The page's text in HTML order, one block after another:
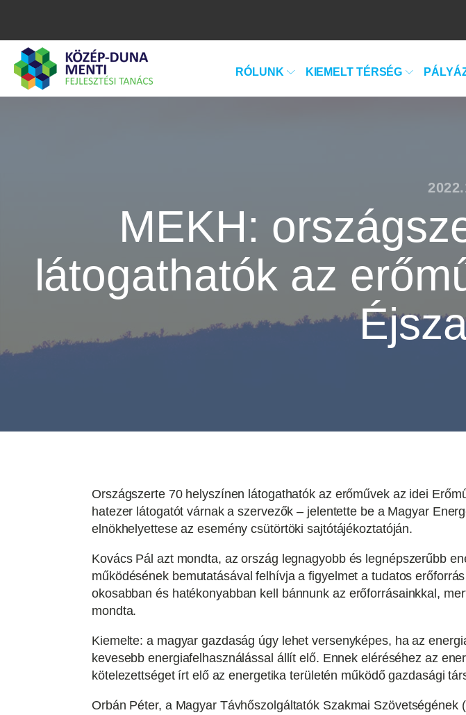
RÓLUNK KIEMELT TÉRSÉG
MEKH:
látogathatók az
Országszerte 70 helyszínen látogathatók az erőművek az idei
hatezer látogatót várnak a szervezők – jelentette be a Magyar
elnökhelyettese az esemény csütörtöki sajtótájékoztatóján.
Kovács Pál azt mondta, az ország legnagyobb és legnépszerűbb
működésének bemutatásával felhívja a figyelmet a tudatos
okosabban és hatékonyabban kell bánnunk az erőforrásainkkal,
mondta.
Kiemelte: a magyar gazdaság úgy lehet versenyképes, ha az
kevesebb energiafelhasználással állít elő. Ennek eléréséhez az
kötelezettséget írt elő az energetika területén működő gazdasági
Orbán Péter, a Magyar Távhőszolgáltatók Szakmai